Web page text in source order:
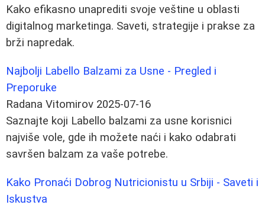
Kako efikasno unaprediti svoje veštine u oblasti
digitalnog marketinga. Saveti, strategije i prakse za
brži napredak.
Najbolji Labello Balzami za Usne - Pregled i
Preporuke
Radana Vitomirov 2025-07-16
Saznajte koji Labello balzami za usne korisnici
najviše vole, gde ih možete naći i kako odabrati
savršen balzam za vaše potrebe.
Kako Pronaći Dobrog Nutricionistu u Srbiji - Saveti i
Iskustva